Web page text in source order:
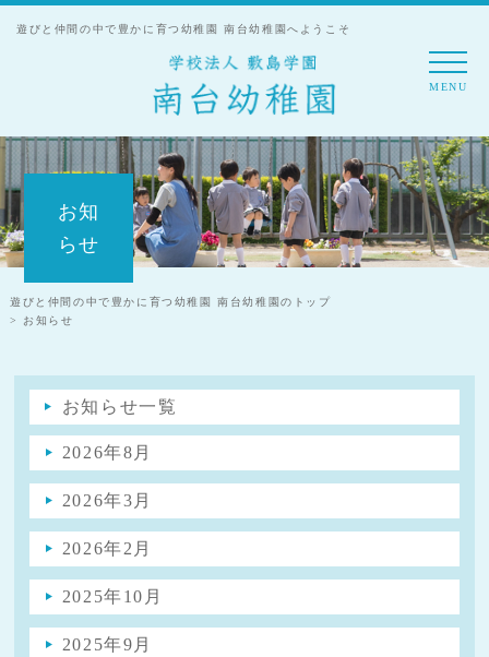
遊びと仲間の中で豊かに育つ幼稚園 南台幼稚園へようこそ
MENU
お知
らせ
遊びと仲間の中で豊かに育つ幼稚園 南台幼稚園のトップ
> お知らせ
お知らせ一覧
2026年8月
2026年3月
2026年2月
2025年10月
2025年9月